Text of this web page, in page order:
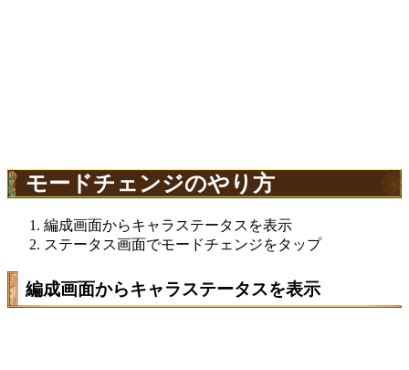
モードチェンジのやり方
編成画面からキャラステータスを表示
ステータス画面でモードチェンジをタップ
編成画面からキャラステータスを表示